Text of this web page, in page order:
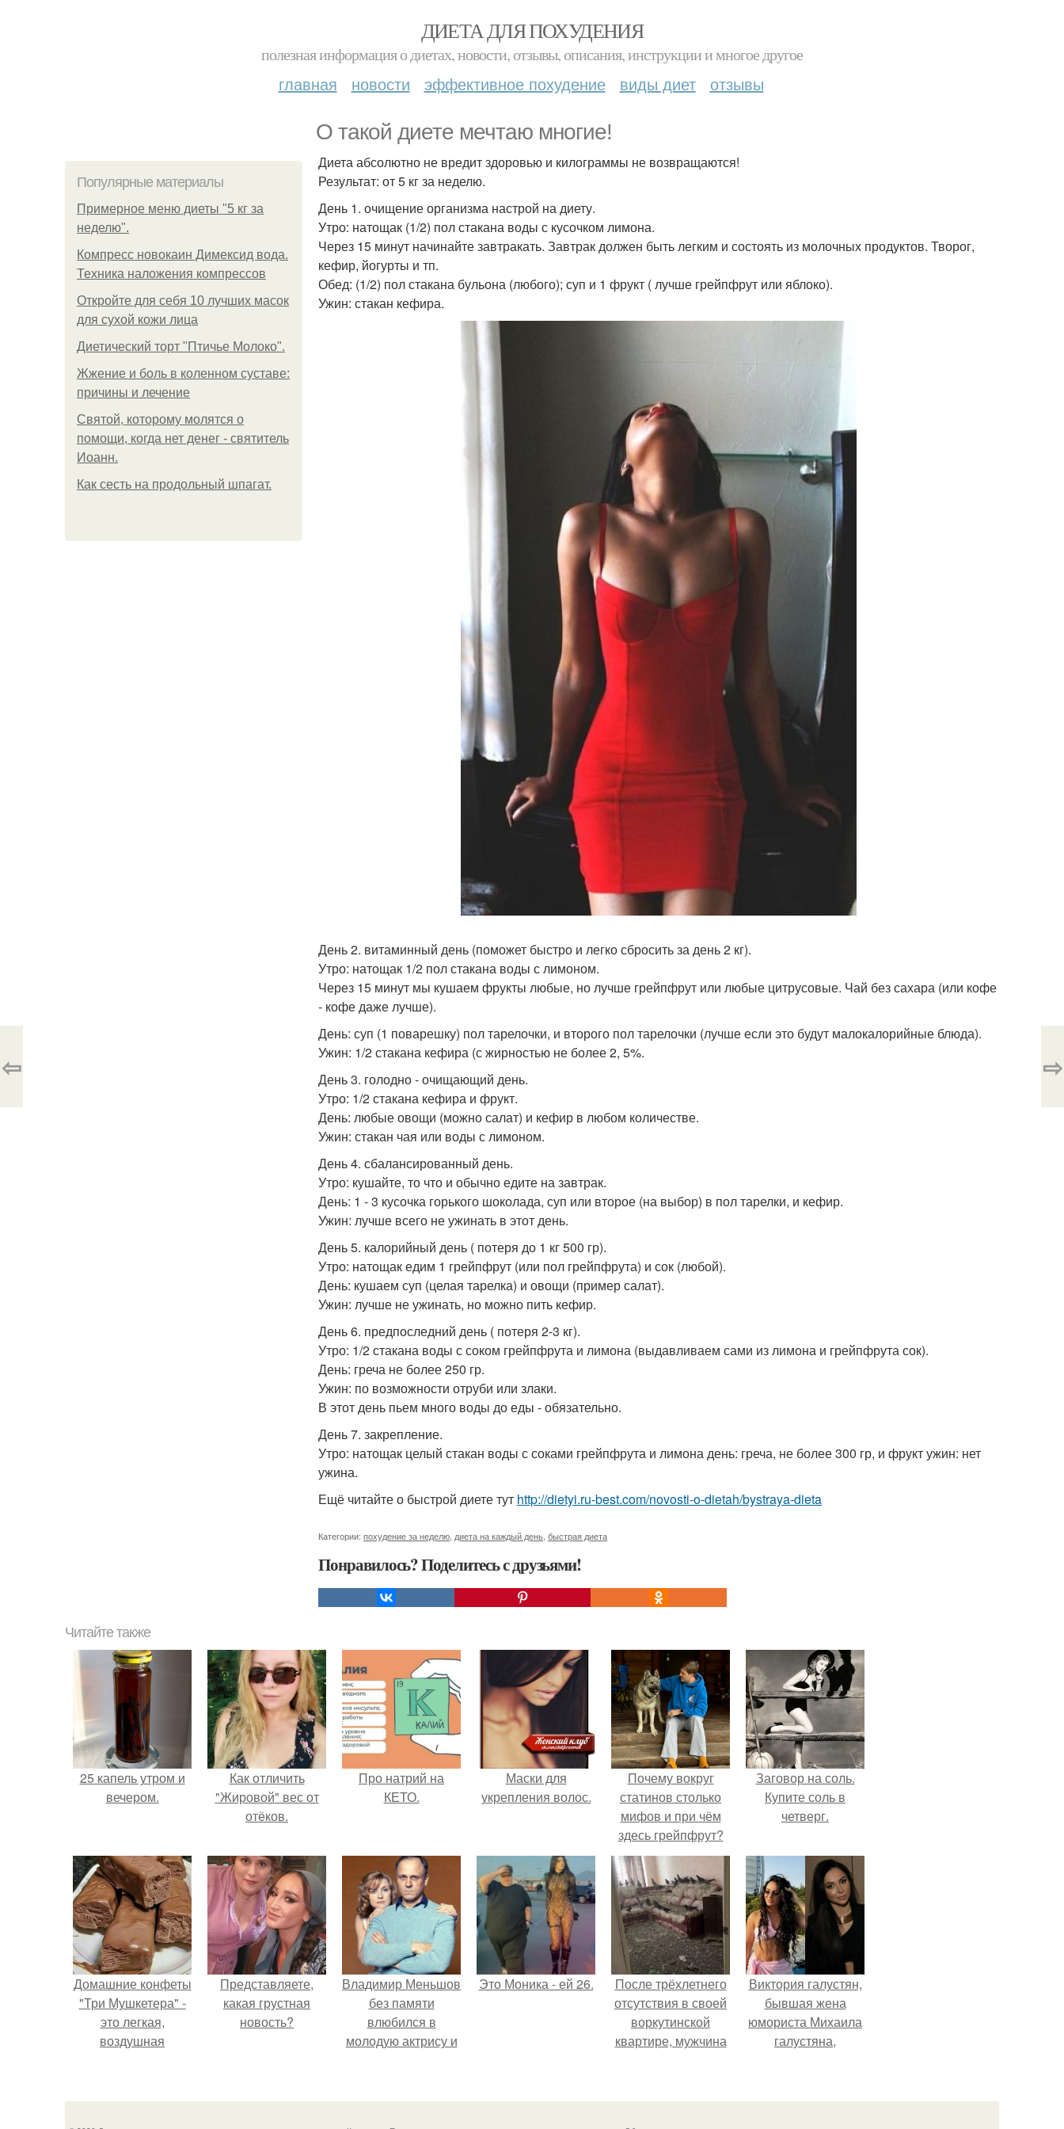
ДИЕТА ДЛЯ ПОХУДЕНИЯ
полезная информация о диетах, новости, отзывы, описания, инструкции и многое другое
главная новости эффективное похудение виды диет отзывы
О такой диете мечтаю многие!
Популярные материалы
Примерное меню диеты "5 кг за
неделю".
Компресс новокаин Димексид вода.
Техника наложения компрессов
Откройте для себя 10 лучших масок
для сухой кожи лица
Диетический торт "Птичье Молоко".
Жжение и боль в коленном суставе:
причины и лечение
Святой, которому молятся о
помощи, когда нет денег - святитель
Иоанн.
Как сесть на продольный шпагат.
Диета абсолютно не вредит здоровью и килограммы не возвращаются!
Результат: от 5 кг за неделю.
День 1. очищение организма настрой на диету.
Утро: натощак (1/2) пол стакана воды с кусочком лимона.
Через 15 минут начинайте завтракать. Завтрак должен быть легким и состоять из молочных продуктов. Творог,
кефир, йогурты и тп.
Обед: (1/2) пол стакана бульона (любого); суп и 1 фрукт ( лучше грейпфрут или яблоко).
Ужин: стакан кефира.
День 2. витаминный день (поможет быстро и легко сбросить за день 2 кг).
Утро: натощак 1/2 пол стакана воды с лимоном.
Через 15 минут мы кушаем фрукты любые, но лучше грейпфрут или любые цитрусовые. Чай без сахара (или кофе
- кофе даже лучше).
День: суп (1 поварешку) пол тарелочки, и второго пол тарелочки (лучше если это будут малокалорийные блюда).
Ужин: 1/2 стакана кефира (с жирностью не более 2, 5%.
День 3. голодно - очищающий день.
Утро: 1/2 стакана кефира и фрукт.
День: любые овощи (можно салат) и кефир в любом количестве.
Ужин: стакан чая или воды с лимоном.
День 4. сбалансированный день.
Утро: кушайте, то что и обычно едите на завтрак.
День: 1 - 3 кусочка горького шоколада, суп или второе (на выбор) в пол тарелки, и кефир.
Ужин: лучше всего не ужинать в этот день.
День 5. калорийный день ( потеря до 1 кг 500 гр).
Утро: натощак едим 1 грейпфрут (или пол грейпфрута) и сок (любой).
День: кушаем суп (целая тарелка) и овощи (пример салат).
Ужин: лучше не ужинать, но можно пить кефир.
День 6. предпоследний день ( потеря 2-3 кг).
Утро: 1/2 стакана воды с соком грейпфрута и лимона (выдавливаем сами из лимона и грейпфрута сок).
День: греча не более 250 гр.
Ужин: по возможности отруби или злаки.
В этот день пьем много воды до еды - обязательно.
День 7. закрепление.
Утро: натощак целый стакан воды с соками грейпфрута и лимона день: греча, не более 300 гр, и фрукт ужин: нет
ужина.
Ещё читайте о быстрой диете тут http://dietyi.ru-best.com/novosti-o-dietah/bystraya-dieta
Категории: похудение за неделю диета на каждый день быстрая диета
Понравилось? Поделитесь с друзьями!
⇦ ⇨
Читайте также
25 капель утром и
вечером.
Как отличить
"Жировой" вес от
отёков.
Про натрий на
КЕТО.
Маски для
укрепления волос.
Почему вокруг
статинов столько
мифов и при чём
здесь грейпфрут?
Заговор на соль.
Купите соль в
четверг.
Домашние конфеты
"Три Мушкетера" -
это легкая,
воздушная
молочным
Представляете,
какая грустная
новость?
Владимир Меньшов
без памяти
влюбился в
молодую актрису и
неё.
Это Моника - ей 26.
После трёхлетнего
отсутствия в своей
воркутинской
квартире, мужчина
жилище стало
Виктория галустян,
бывшая жена
юмориста Михаила
галустяна,
последствиях